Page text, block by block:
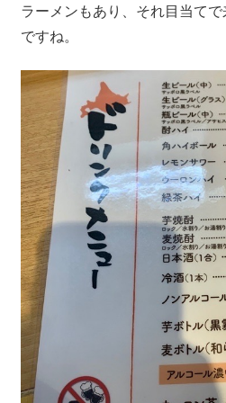
ラーメンもあり、それ目当て
ですね。